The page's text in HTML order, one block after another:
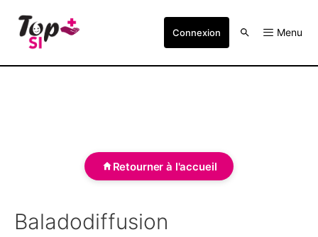
Connexion Menu
Retourner à l'accueil
Baladodiffusion